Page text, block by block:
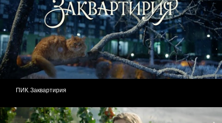
ПИК. Заквартирия